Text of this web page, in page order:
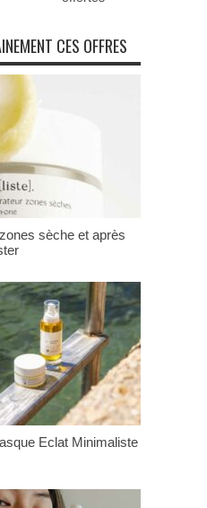
CES OFFRES
sèche et après
Eclat Minimaliste